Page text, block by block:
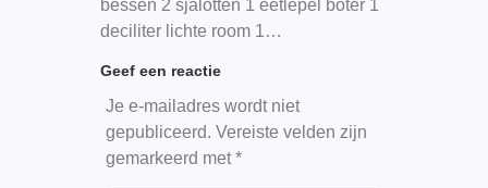
bessen 2 sjalotten 1 eetlepel boter 1
deciliter lichte room 1…
Geef een reactie
Je e-mailadres wordt niet
gepubliceerd. Vereiste velden zijn
gemarkeerd met*